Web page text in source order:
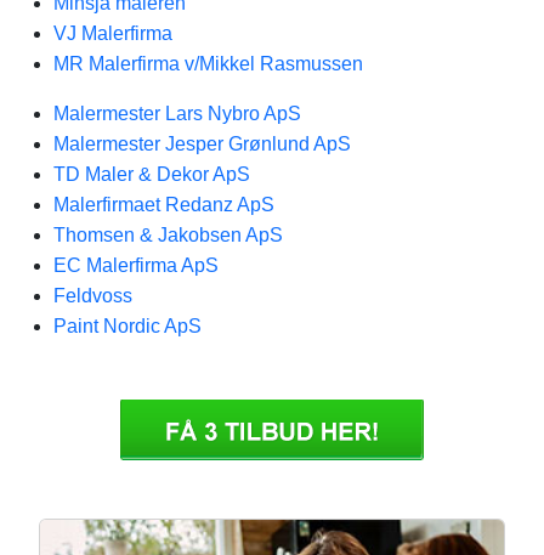
VJ Malerfirma
MR Malerfirma v/Mikkel Rasmussen
Malermester Lars Nybro ApS
Malermester Jesper Grønlund ApS
TD Maler & Dekor ApS
Malerfirmaet Redanz ApS
Thomsen & Jakobsen ApS
EC Malerfirma ApS
Feldvoss
Paint Nordic ApS